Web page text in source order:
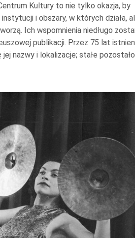
Kultury to nie tylko okazja, by
i obszary, w których działa,
Ich wspomnienia niedługo
publikacji. Przez 75 lat
nazwy i lokalizacje; stałe pozostało